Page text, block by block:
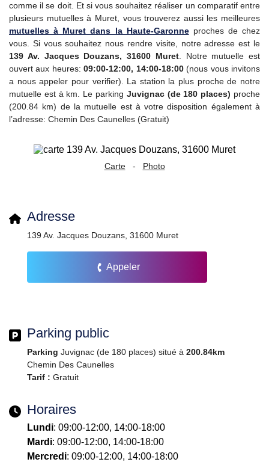
comme il se doit. Et si vous souhaitez réaliser un comparatif entre
plusieurs mutuelles à Muret, vous trouverez aussi les meilleures
mutuelles à Muret dans la Haute-Garonneproches de chez
vous. Si vous souhaitez nous rendre visite, notre adresse est le
139 Av. Jacques Douzans, 31600 Muret. Notre mutuelle est
ouvert aux heures:09:00-12:00, 14:00-18:00(nous vous invitons
a nous appeler pour verifier). La station la plus proche de notre
mutuelle est à km. Le parking Juvignac (de 180 places) proche
(200.84 km) de la mutuelle est à votre disposition également à
l’adresse: Chemin Des Caunelles (Gratuit)
Carte - Photo
Adresse
139 Av. Jacques Douzans, 31600 Muret
Appeler
Parking public
Parking Juvignac (de 180 places) situé à 200.84km
Chemin Des Caunelles
Tarif : Gratuit
Horaires
Lundi: 09:00-12:00, 14:00-18:00
Mardi: 09:00-12:00, 14:00-18:00
Mercredi: 09:00-12:00, 14:00-18:00